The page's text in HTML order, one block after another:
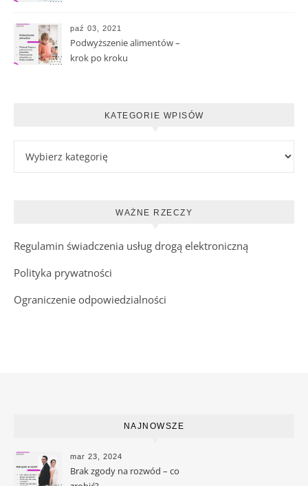
paź 03, 2021
Podwyższenie alimentów –
krok po kroku
KATEGORIE WPISÓW
WAŻNE RZECZY
Regulamin świadczenia usług drogą elektroniczną
Polityka prywatności
Ograniczenie odpowiedzialności
NAJNOWSZE
mar 23, 2024
Brak zgody na rozwód – co